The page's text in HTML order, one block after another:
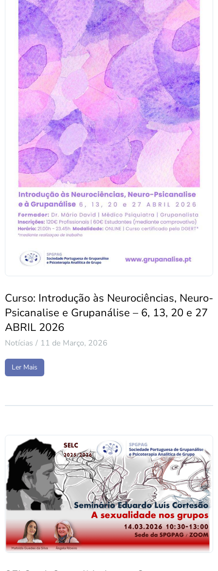
Curso: Introdução às Neurociências, Neuro-
Psicanalise e Grupanálise – 6, 13, 20 e 27
ABRIL 2026
Notícias 11 de Março, 2026
Ler Mais